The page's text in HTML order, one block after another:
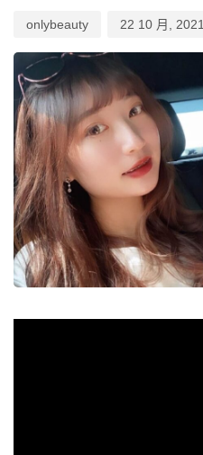
onlybeauty 22 10 月, 2021